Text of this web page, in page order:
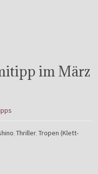
im März
,Thriller ,Tropen (Klett-